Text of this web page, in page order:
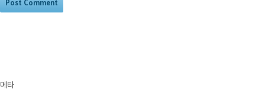
메타